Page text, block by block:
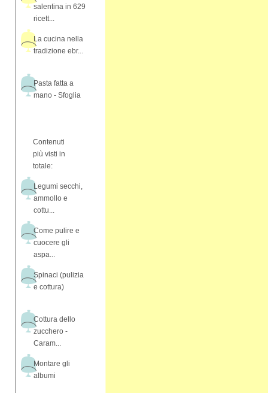
salentina in 629
ricett...
La cucina nella
tradizione ebr...
Pasta fatta a
mano - Sfoglia
Contenuti
più visti in
totale:
Legumi secchi,
ammollo e
cottu...
Come pulire e
cuocere gli
aspa...
Spinaci (pulizia
e cottura)
Cottura dello
zucchero -
Caram...
Montare gli
albumi